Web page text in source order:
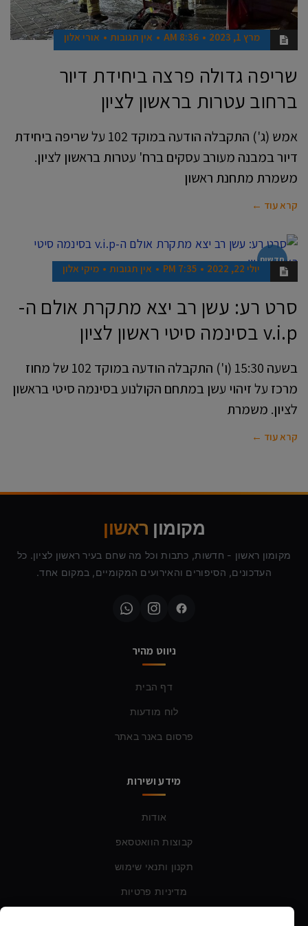
מרץ 1, 2023 8:36 AM אין תגובות אורי אלון
שריפה גדולה פרצה ביחידת דיור
ברחוב עטרות בראשון לציון
אמש (ג') התקבלה הודעה במוקד 102 על שריפה ביחידת
דיור במבנה מעורב עסקים ברח' עטרות בראשון לציון.
משמרת מתחנת ראשון
קרא עוד ←
חדשות
יולי 22, 2022 7:35 PM אין תגובות מיקי אלון
סרט רע: עשן רב יצא מתקרת אולם ה-
v.i.p בסינמה סיטי ראשון לציון
בשעה 15:30 (ו') התקבלה הודעה במוקד 102 של מחוז
מרכז על זיהוי עשן במתחם הקולנוע בסינמה סיטי בראשון
לציון. משמרת
קרא עוד ←
מקומון ראשון
מקומון ראשון - חדשות, כתבות וכל מה שחם בעיר ראשון לציון. כל
העדכונים, הסיפורים והאירועים המקומיים, במקום אחד.
ניווט מהיר
דף הבית
לוח מודעות
פרסום באנר באתר
מידע ושירות
אודות
קבוצות הוואטסאפ
תקנון ותנאי שימוש
מדיניות פרטיות